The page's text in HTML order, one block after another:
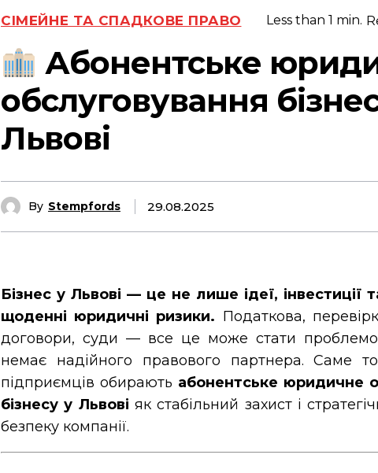
СІМЕЙНЕ ТА СПАДКОВЕ ПРАВО Less than 1 min.
Абонентське
обслуговування
Львові
By Stempfords 29.08.2025
Бізнес у Львові — це не лише ідеї, інвестиції
щоденні юридичні ризики. Податкова,
договори, суди — все це може стати
немає надійного правового партнера. Саме
підприємців обирають абонентське юридичне
бізнесу у Львові як стабільний захист і
безпеку компанії.